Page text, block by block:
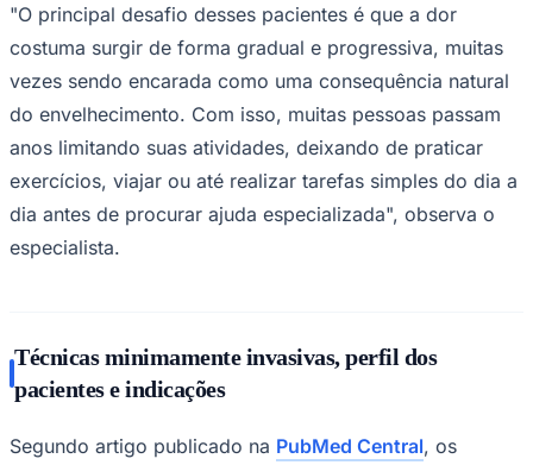
Palmeiras
"O principal desafio desses pacientes é que a dor
costuma surgir de forma gradual e progressiva, muitas
vezes sendo encarada como uma consequência natural
do envelhecimento. Com isso, muitas pessoas passam
anos limitando suas atividades, deixando de praticar
exercícios, viajar ou até realizar tarefas simples do dia a
dia antes de procurar ajuda especializada", observa o
especialista.
Técnicas minimamente invasivas, perfil dos
pacientes e indicações
Segundo artigo publicado na PubMed Central, os